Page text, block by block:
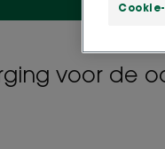
voor de